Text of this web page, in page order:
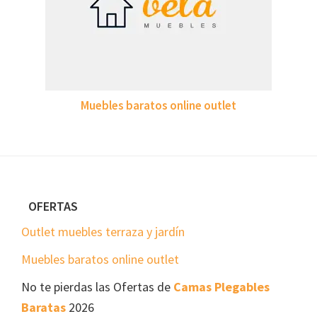
Muebles baratos online outlet
FooterOFERTAS
Outlet muebles terraza y jardín
Muebles baratos online outlet
No te pierdas las Ofertas de Camas Plegables
Baratas 2026